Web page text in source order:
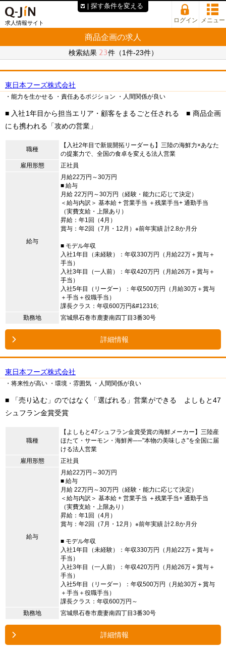
求人情報サイト ログイン メニュー
商品企画の求人
検索結果 23件（1件-23件）
東日本フーズ株式会社
・能力を生かせる ・責任あるポジション ・人間関係が良い
■ 入社1年目から担当エリア・顧客をまるごと任される ■ 商品企画
にも携われる「攻めの営業」
職種
【入社2年目で新規開拓リーダーも】三陸の海鮮力×あなた
の提案力で、全国の食卓を変える法人営業
雇用形態
正社員
給与
月給22万円～30万円
■ 給与
月給 22万円～30万円（経験・能力に応じて決定）
＜給与内訳＞ 基本給 + 営業手当 ＋残業手当+ 通勤手当
（実費支給・上限あり）
昇給：年1回（4月）
賞与：年2回（7月・12月）※前年実績 計2.8か月分
■ モデル年収
入社1年目（未経験）：年収330万円（月給22万＋賞与＋
手当）
入社3年目（一人前）：年収420万円（月給26万＋賞与＋
手当）
入社5年目（リーダー）：年収500万円（月給30万＋賞与
＋手当＋役職手当）
課長クラス：年収600万円&#12316;
勤務地
宮城県石巻市鹿妻南四丁目3番30号
詳細情報
東日本フーズ株式会社
・将来性が高い ・環境・雰囲気 ・人間関係が良い
■ 「売り込む」のではなく「選ばれる」営業ができる よしもと47
シュフラン金賞受賞
職種
【よしもと47シュフラン金賞受賞の海鮮メーカー】三陸産
ほたて・サーモン・海鮮丼──"本物の美味しさ"を全国に届
ける法人営業
雇用形態
正社員
給与
月給22万円～30万円
■ 給与
月給 22万円～30万円（経験・能力に応じて決定）
＜給与内訳＞ 基本給 + 営業手当 ＋残業手当+ 通勤手当
（実費支給・上限あり）
昇給：年1回（4月）
賞与：年2回（7月・12月）※前年実績 計2.8か月分
■ モデル年収
入社1年目（未経験）：年収330万円（月給22万＋賞与＋
手当）
入社3年目（一人前）：年収420万円（月給26万＋賞与＋
手当）
入社5年目（リーダー）：年収500万円（月給30万＋賞与
＋手当＋役職手当）
課長クラス：年収600万円～
勤務地
宮城県石巻市鹿妻南四丁目3番30号
詳細情報
探す条件を変える